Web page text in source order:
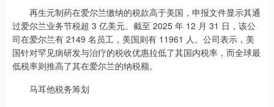
再生元制药在爱尔兰缴纳的税款高于美国，申报文件显示其通
过爱尔兰业务节税超 3 亿美元。截至 2025 年 12 月 31 日，该公
司在爱尔兰有 2149 名员工，美国则有 11961 人。公司表示，美
国针对罕见病研发与治疗的税收优惠拉低了其国内税率，而全球最
低税率则推高了其在爱尔兰的纳税额。
马耳他税务筹划